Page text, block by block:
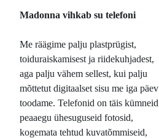
Madonna vihkab su telefoni
Me räägime palju plastprügist,
toiduraiskamisest ja riidekuhjadest,
aga palju vähem sellest, kui palju
mõttetut digitaalset sisu me iga päev
toodame. Telefonid on täis kümneid
peaaegu ühesuguseid fotosid,
kogemata tehtud kuvatõmmiseid,